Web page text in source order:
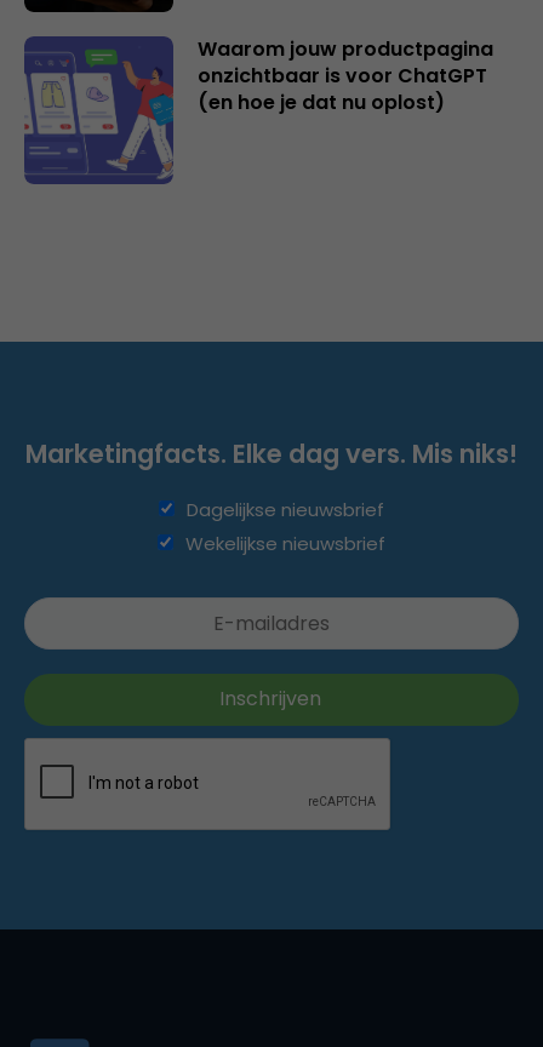
Waarom jouw productpagina
onzichtbaar is voor ChatGPT
(en hoe je dat nu oplost)
Marketingfacts. Elke dag vers. Mis niks!
Dagelijkse nieuwsbrief
Wekelijkse nieuwsbrief